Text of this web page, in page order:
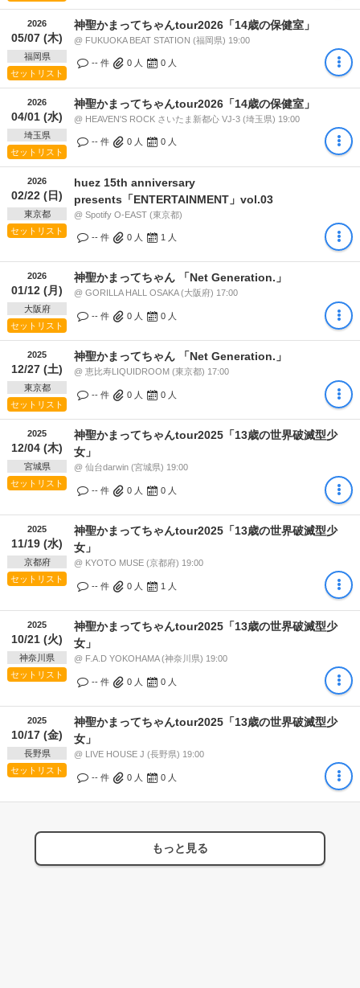
2026
05/07 (木)
福岡県
セットリスト
神聖かまってちゃんtour2026「14歳の保健室」
@ FUKUOKA BEAT STATION (福岡県) 19:00
-- 件 0 人 0 人
2026
04/01 (水)
埼玉県
セットリスト
神聖かまってちゃんtour2026「14歳の保健室」
@ HEAVEN'S ROCK さいたま新都心 VJ-3 (埼玉県) 19:00
-- 件 0 人 0 人
2026
02/22 (日)
東京都
セットリスト
huez 15th anniversary
presents「ENTERTAINMENT」vol.03
@ Spotify O-EAST (東京都)
-- 件 0 人 1 人
2026
01/12 (月)
大阪府
セットリスト
神聖かまってちゃん 「Net Generation.」
@ GORILLA HALL OSAKA (大阪府) 17:00
-- 件 0 人 0 人
2025
12/27 (土)
東京都
セットリスト
神聖かまってちゃん 「Net Generation.」
@ 恵比寿LIQUIDROOM (東京都) 17:00
-- 件 0 人 0 人
2025
12/04 (木)
宮城県
セットリスト
神聖かまってちゃんtour2025「13歳の世界破滅型少
女」
@ 仙台darwin (宮城県) 19:00
-- 件 0 人 0 人
2025
11/19 (水)
京都府
セットリスト
神聖かまってちゃんtour2025「13歳の世界破滅型少
女」
@ KYOTO MUSE (京都府) 19:00
-- 件 0 人 1 人
2025
10/21 (火)
神奈川県
セットリスト
神聖かまってちゃんtour2025「13歳の世界破滅型少
女」
@ F.A.D YOKOHAMA (神奈川県) 19:00
-- 件 0 人 0 人
2025
10/17 (金)
長野県
セットリスト
神聖かまってちゃんtour2025「13歳の世界破滅型少
女」
@ LIVE HOUSE J (長野県) 19:00
-- 件 0 人 0 人
もっと見る